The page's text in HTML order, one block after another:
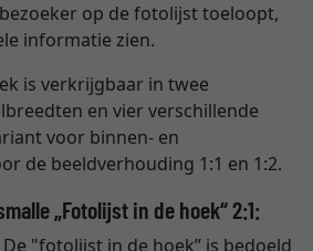
op de fotolijst toeloopt,
informatie zien.
is verkrijgbaar in twee
en vier verschillende
voor binnen- en
de beeldverhouding 1:1 en 1:2.
„Fotolijst in de hoek“ 2:1:
De "fotolijst in de hoek” is bedoeld